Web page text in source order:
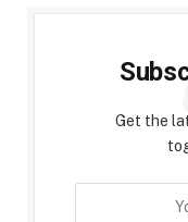
Get the